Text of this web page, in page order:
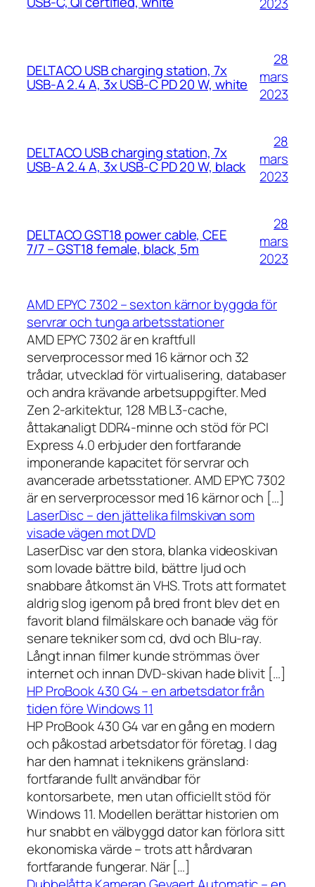
DELTACO USB charging station, 7x
USB-A 2.4 A, 3x USB-C PD 20 W, white
28
mars
2023
DELTACO USB charging station, 7x
USB-A 2.4 A, 3x USB-C PD 20 W, black
28
mars
2023
DELTACO GST18 power cable, CEE
7/7 – GST18 female, black, 5m
28
mars
2023
AMD EPYC 7302 – sexton kärnor byggda för
servrar och tunga arbetsstationer
AMD EPYC 7302 är en kraftfull
serverprocessor med 16 kärnor och 32
trådar, utvecklad för virtualisering, databaser
och andra krävande arbetsuppgifter. Med
Zen 2-arkitektur, 128 MB L3-cache,
åttakanaligt DDR4-minne och stöd för PCI
Express 4.0 erbjuder den fortfarande
imponerande kapacitet för servrar och
avancerade arbetsstationer. AMD EPYC 7302
är en serverprocessor med 16 kärnor och […]
LaserDisc – den jättelika filmskivan som
visade vägen mot DVD
LaserDisc var den stora, blanka videoskivan
som lovade bättre bild, bättre ljud och
snabbare åtkomst än VHS. Trots att formatet
aldrig slog igenom på bred front blev det en
favorit bland filmälskare och banade väg för
senare tekniker som cd, dvd och Blu-ray.
Långt innan filmer kunde strömmas över
internet och innan DVD-skivan hade blivit […]
HP ProBook 430 G4 – en arbetsdator från
tiden före Windows 11
HP ProBook 430 G4 var en gång en modern
och påkostad arbetsdator för företag. I dag
har den hamnat i teknikens gränsland:
fortfarande fullt användbar för
kontorsarbete, men utan officiellt stöd för
Windows 11. Modellen berättar historien om
hur snabbt en välbyggd dator kan förlora sitt
ekonomiska värde – trots att hårdvaran
fortfarande fungerar. När […]